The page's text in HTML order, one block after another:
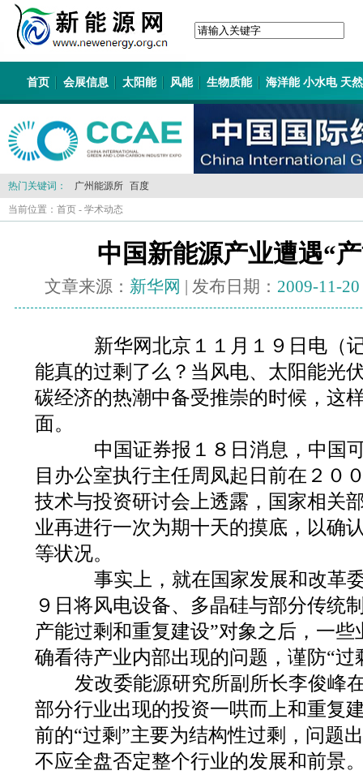
首页 会展信息 太阳能 风能 生物质能 海洋能 小水电 天
热门关键词： 广州能源所 百度
当前位置： 首页 - 学术动态
中国新能源产业遭遇“
文章来源： 新华网 | 发布日期： 2009-11-20
新华网北京１１月１９日电（
能真的过剩了么？当风电、太阳能光
碳经济的热潮中备受推崇的时候，这
面。
中国证券报１８日消息，中国
目办公室执行主任周凤起日前在２０
技术与投资研讨会上透露，国家相关
业再进行一次为期十天的摸底，以确
等状况。
事实上，就在国家发展和改革
９日将风电设备、多晶硅与部分传统
产能过剩和重复建设”对象之后，一
确看待产业内部出现的问题，谨防“过
发改委能源研究所副所长李俊峰
部分行业出现的投资一哄而上和重复
前的“过剩”主要为结构性过剩，问题
不应全盘否定整个行业的发展和前景